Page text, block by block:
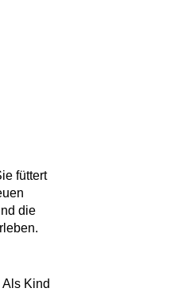
füttert
die
Kind